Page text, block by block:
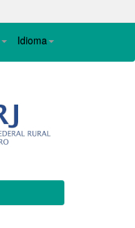
Idioma